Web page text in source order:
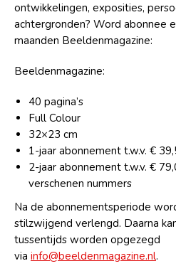
ontwikkelingen, exposities,
achtergronden? Word abonnee
maanden Beeldenmagazine:
Beeldenmagazine:
40 pagina’s
Full Colour
32×23 cm
1-jaar abonnement t.w.v. €
2-jaar abonnement t.w.v. €
verschenen nummers
Na de abonnementsperiode
stilzwijgend verlengd. Daarna
tussentijds worden opgezegd
via info@beeldenmagazine.nl.